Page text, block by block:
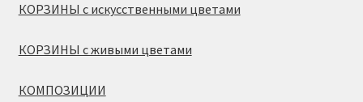
КОРЗИНЫ с искусственными цветами
КОРЗИНЫ с живыми цветами
КОМПОЗИЦИИ